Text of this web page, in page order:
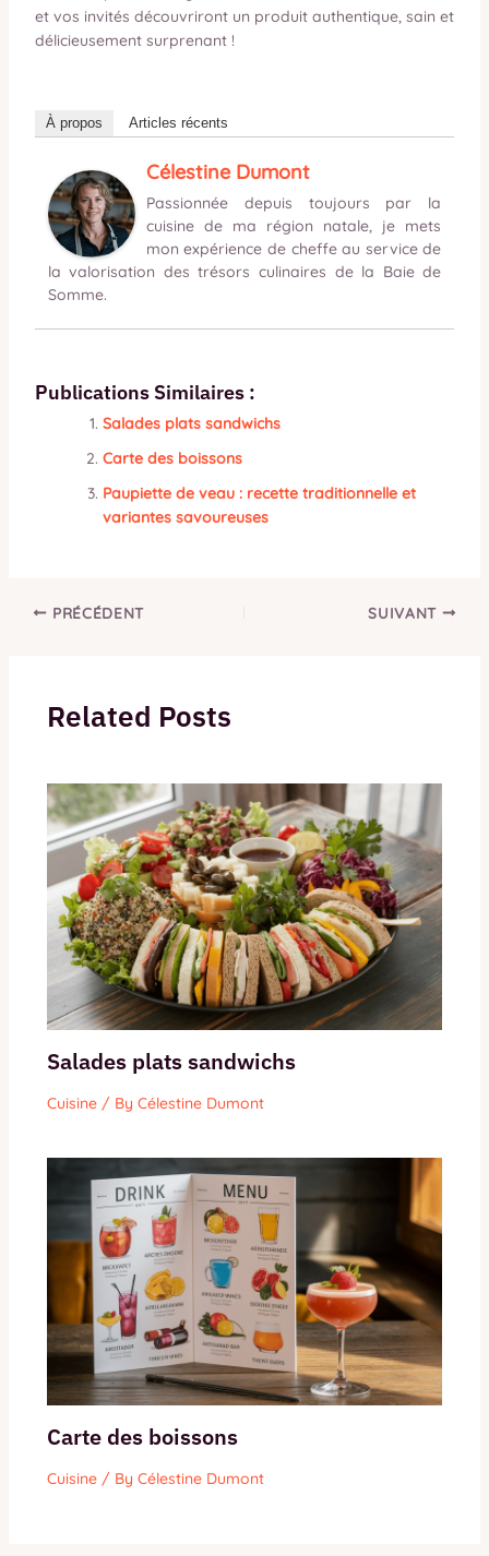
et vos invités découvriront un produit authentique, sain et
délicieusement surprenant !
À propos Articles récents
Célestine Dumont
Passionnée depuis toujours par la
cuisine de ma région natale, je mets
mon expérience de cheffe au service de
la valorisation des trésors culinaires de la Baie de
Somme.
Publications Similaires :
Salades plats sandwichs
Carte des boissons
Paupiette de veau : recette traditionnelle et
variantes savoureuses
PRÉCÉDENT SUIVANT
Related Posts
Salades plats sandwichs
Cuisine/ By Célestine Dumont
Carte des boissons
Cuisine/ By Célestine Dumont